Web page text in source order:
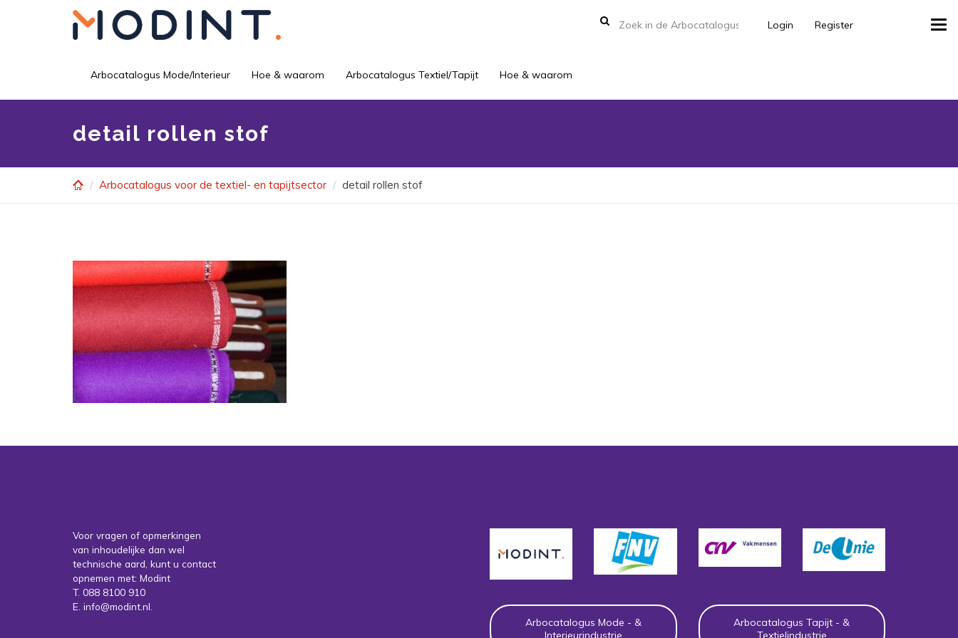
Login Register
Arbocatalogus Mode/Interieur Hoe & waarom Arbocatalogus Textiel/Tapijt Hoe & waarom
detail rollen stof
Arbocatalogus voor de textiel- en tapijtsector detail rollen stof
Voor vragen of opmerkingen
van inhoudelijke dan wel
technische aard, kunt u contact
opnemen met: Modint
T. 088 8100 910
E. info@modint.nl.
Arbocatalogus Mode - &
Interieurindustrie
Arbocatalogus Tapijt - &
Textielindustrie